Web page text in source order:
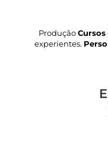
ProduçãoCursos
experientes.